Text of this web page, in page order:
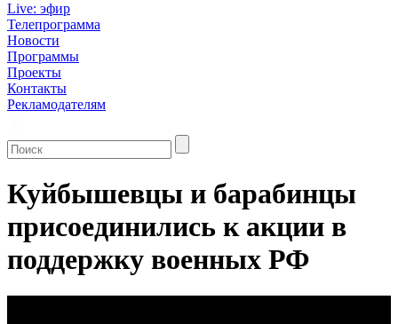
Live: эфир
Телепрограмма
Новости
Программы
Проекты
Контакты
Рекламодателям
Куйбышевцы и барабинцы
присоединились к акции в
поддержку военных РФ